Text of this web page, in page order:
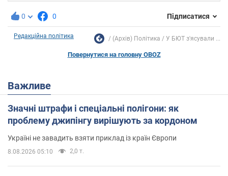
0 0 Підписатися
Редакційна політика (Архів) Політика У БЮТ з'ясували ...
Повернутися на головну OBOZ
Важливе
Значні штрафи і спеціальні полігони: як
проблему джипінгу вирішують за кордоном
Україні не завадить взяти приклад із країн Європи
8.08.2026 05:10 2,0 т.